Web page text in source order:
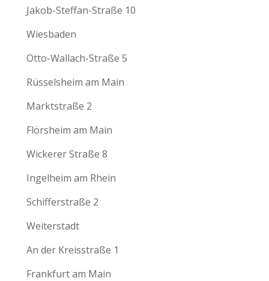
Jakob-Steffan-Straße 10
Wiesbaden
Otto-Wallach-Straße 5
Rüsselsheim am Main
Marktstraße 2
Flörsheim am Main
Wickerer Straße 8
Ingelheim am Rhein
Schifferstraße 2
Weiterstadt
An der Kreisstraße 1
Frankfurt am Main